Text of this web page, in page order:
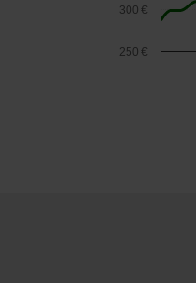
250 €
300 €